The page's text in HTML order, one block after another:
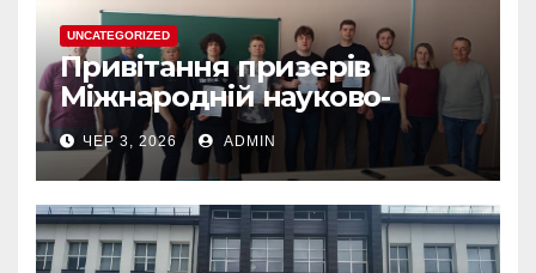
UNCATEGORIZED
Привітання призерів
Міжнародній науково-
практичній конференції
“ЮНІСТЬ НАУКИ”
ЧЕР 3, 2026 ADMIN